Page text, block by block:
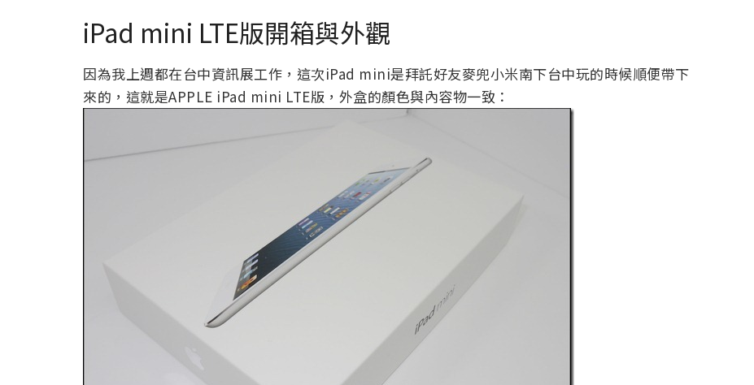
iPad mini LTE版開箱與外觀
因為我上週都在台中資訊展工作，這次iPad mini是拜託好友麥兜小米南下台中玩的時候順便帶下
來的，這就是APPLE iPad mini LTE版，外盒的顏色與內容物一致：